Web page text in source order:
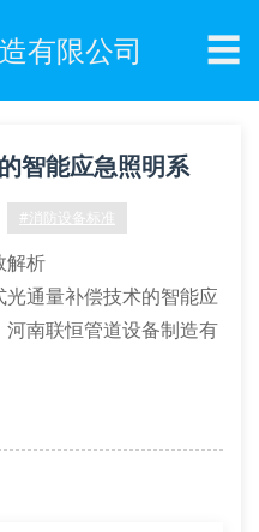
有限公司 ☰
智能应急照明系
#消防设备标准
解析
通量补偿技术的智能应
南联恒管道设备制造有
，可实现持续120分钟